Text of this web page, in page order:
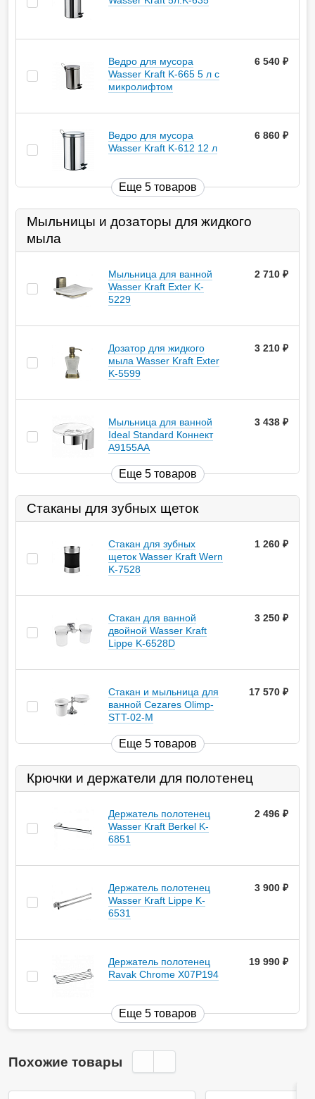
Ведро для мусора
Wasser Kraft K-665 5 л с
микролифтом
6 540
Ведро для мусора
Wasser Kraft K-612 12 л
6 860
Еще 5 товаров
Мыльницы и дозаторы для жидкого
мыла
Мыльница для ванной
Wasser Kraft Exter K-
5229
2 710
Дозатор для жидкого
мыла Wasser Kraft Exter
K-5599
3 210
Мыльница для ванной
Ideal Standard Коннект
A9155AA
3 438
Еще 5 товаров
Стаканы для зубных щеток
Стакан для зубных
щеток Wasser Kraft Wern
K-7528
1 260
Стакан для ванной
двойной Wasser Kraft
Lippe K-6528D
3 250
Стакан и мыльница для
ванной Cezares Olimp-
STT-02-M
17 570
Еще 5 товаров
Крючки и держатели для полотенец
Держатель полотенец
Wasser Kraft Berkel K-
6851
2 496
Держатель полотенец
Wasser Kraft Lippe K-
6531
3 900
Держатель полотенец
Ravak Chrome X07P194
19 990
Еще 5 товаров
Похожие товары